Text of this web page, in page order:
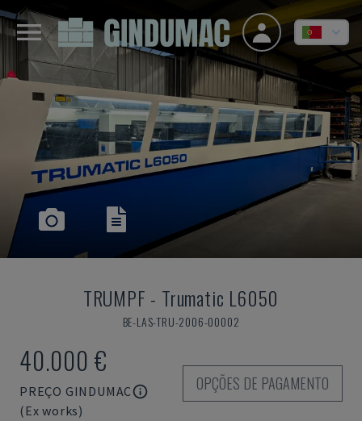
TRUMPF - Trumatic L6050
BE-LAS-TRU-2006-00002
40.000 €
PREÇO GINDUMAC
(Ex works)
OPÇÕES DE PAGAMENTO